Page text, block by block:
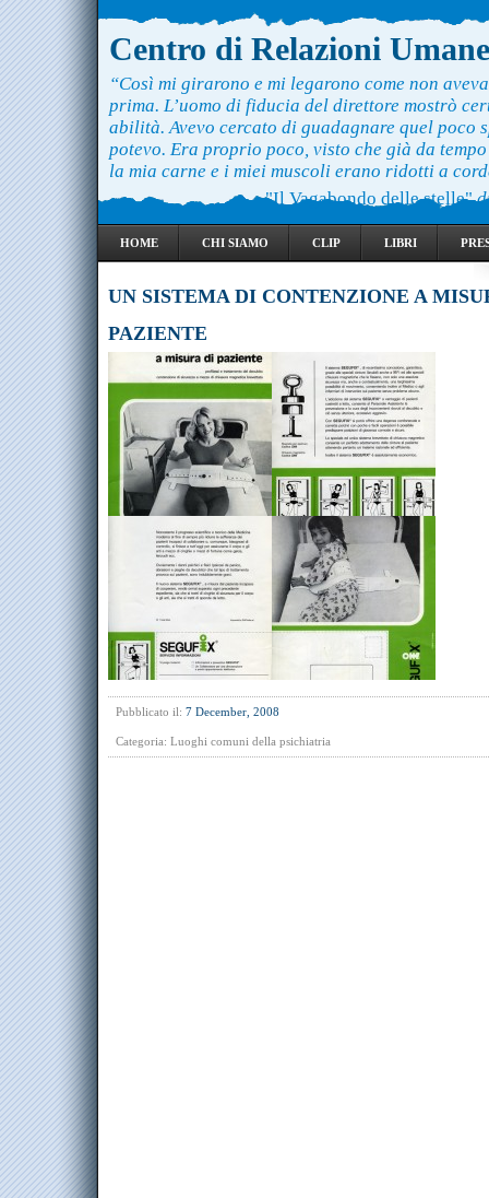
Centro di Relazioni Umane
“Così mi girarono e mi legarono come non
prima. L’uomo di fiducia del direttore mostrò
abilità. Avevo cercato di guadagnare quel poco
potevo. Era proprio poco, visto che già da
la mia carne e i miei muscoli erano ridotti a
"Il Vagabondo delle stelle"
HOME CHI SIAMO CLIP LIBRI
UN SISTEMA DI CONTENZIONE A
PAZIENTE
Pubblicato il: 7 December, 2008
Categoria: Luoghi comuni della psichiatria